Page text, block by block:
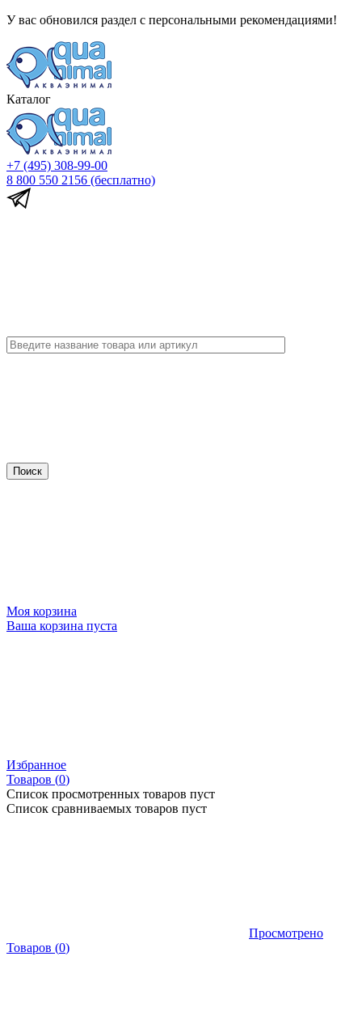
У вас обновился раздел с персональными рекомендациями!
Каталог
+7 (495) 308-99-00
8 800 550 2156 (бесплатно)
Моя корзина
Ваша корзина пуста
Избранное
Товаров (0)
Список просмотренных товаров пуст
Список сравниваемых товаров пуст
Просмотрено
Товаров (0)